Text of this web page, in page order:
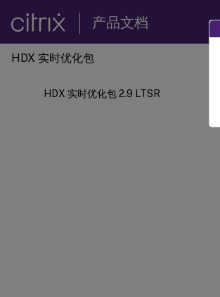
产品文档
HDX 实时优化包
HDX 实时优化包 2.9 LTSR